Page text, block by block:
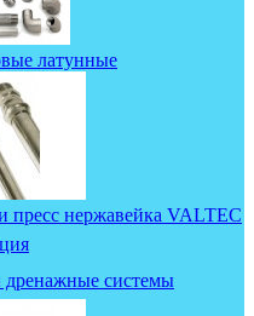
латунные
пресс нержавейка VALTEC
системы